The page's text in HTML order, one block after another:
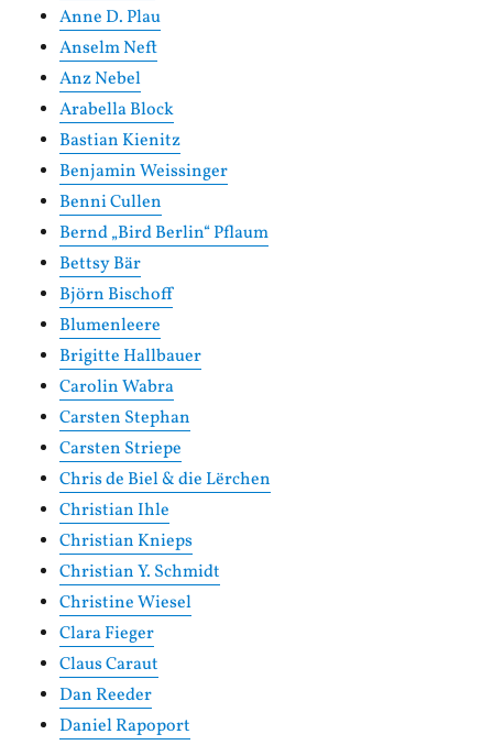
Anne D. Plau
Anselm Neft
Anz Nebel
Arabella Block
Bastian Kienitz
Benjamin Weissinger
Benni Cullen
Bernd „Bird Berlin“ Pflaum
Bettsy Bär
Björn Bischoff
Blumenleere
Brigitte Hallbauer
Carolin Wabra
Carsten Stephan
Carsten Striepe
Chris de Biel & die Lërchen
Christian Ihle
Christian Knieps
Christian Y. Schmidt
Christine Wiesel
Clara Fieger
Claus Caraut
Dan Reeder
Daniel Rapoport